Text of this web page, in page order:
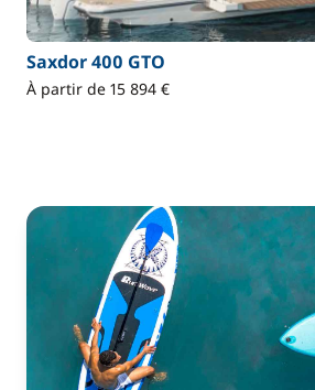
Saxdor 400 GTO
À partir de 15 894 €